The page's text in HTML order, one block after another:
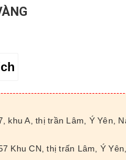
khu A, thị trần Lâm, Ý Yên,
Khu CN, thị trấn Lâm, Ý